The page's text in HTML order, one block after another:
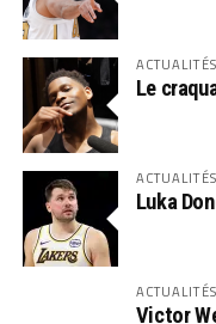
ACTUALITÉS
Le
ACTUALITÉS
Luka
ACTUALITÉS
Victor